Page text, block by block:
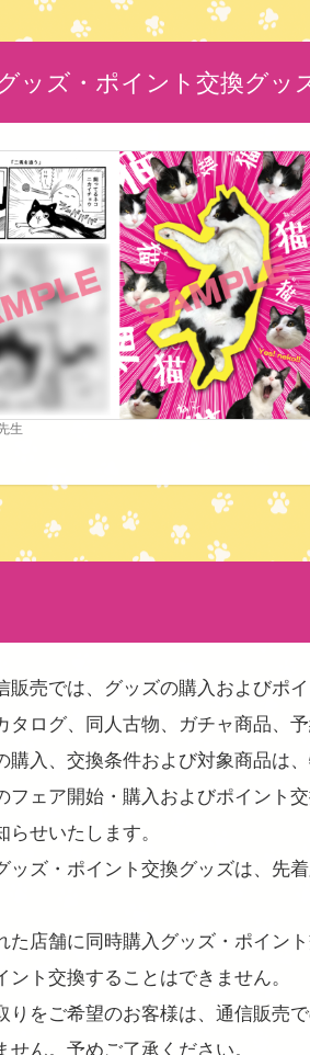
ッズ・ポイント交換グッ
生
販売では、グッズの購入およびポ
タログ、同人古物、ガチャ商品、
購入、交換条件および対象商品は
フェア開始・購入およびポイント
らせいたします。
ッズ・ポイント交換グッズは、先
た店舗に同時購入グッズ・ポイン
ント交換することはできません。
りをご希望のお客様は、通信販売
せん。予めご了承ください。